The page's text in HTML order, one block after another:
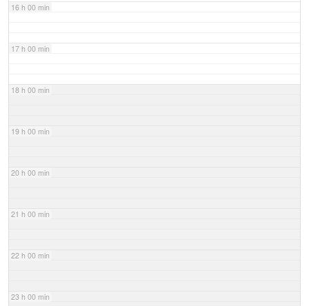
16 h 00 min
17 h 00 min
18 h 00 min
19 h 00 min
20 h 00 min
21 h 00 min
22 h 00 min
23 h 00 min